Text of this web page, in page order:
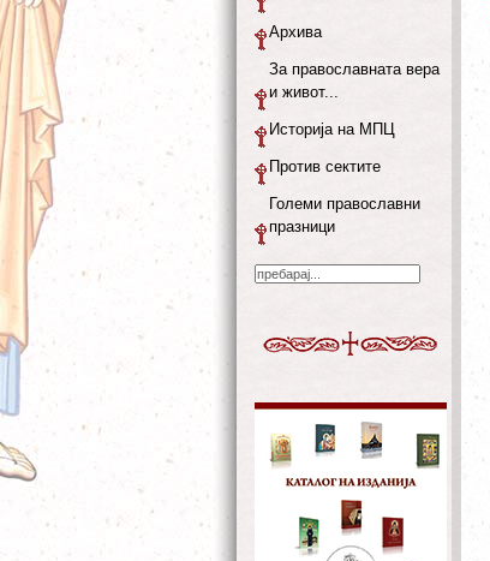
Архива
За православната вера
и живот...
Историја на МПЦ
Против сектите
Големи православни
празници